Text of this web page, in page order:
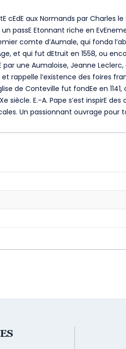
cEdE aux Normands par Charles le
passE Etonnant riche en
comte d’Aumale, qui fonda
et qui fut dEtruit en 1558, ou
par une Aumaloise, Jeanne
rappelle l’existence des foires
de Conteville fut fondEe en
E.-A. Pape s’est inspirE
Un passionnant ouvrage